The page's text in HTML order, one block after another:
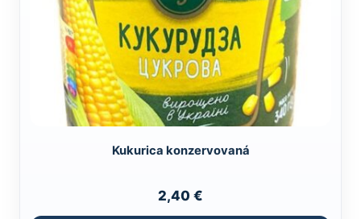
Kukurica konzervovaná
2,40 €